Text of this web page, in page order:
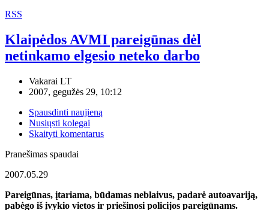
RSS
Klaipėdos AVMI pareigūnas dėl
netinkamo elgesio neteko darbo
Vakarai LT
2007, gegužės 29, 10:12
Spausdinti naujieną
Nusiųsti kolegai
Skaityti komentarus
Pranešimas spaudai
2007.05.29
Pareigūnas, įtariama, būdamas neblaivus, padarė autoavariją,
pabėgo iš įvykio vietos ir priešinosi policijos pareigūnams.